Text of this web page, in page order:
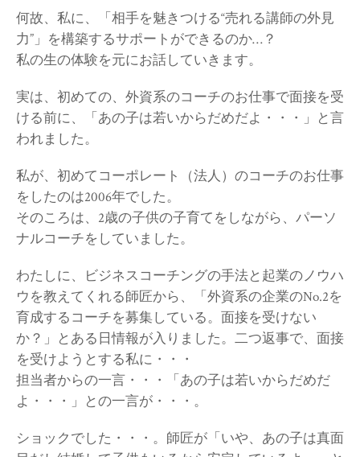
何故、私に、「相手を魅きつける“売れる講師の外見
力”」を構築するサポートができるのか…？
私の生の体験を元にお話していきます。
実は、初めての、外資系のコーチのお仕事で面接を受
ける前に、「あの子は若いからだめだよ・・・」と言
われました。
私が、初めてコーポレート（法人）のコーチのお仕事
をしたのは2006年でした。
そのころは、2歳の子供の子育てをしながら、パーソ
ナルコーチをしていました。
わたしに、ビジネスコーチングの手法と起業のノウハ
ウを教えてくれる師匠から、「外資系の企業のNo.2を
育成するコーチを募集している。面接を受けない
か？」とある日情報が入りました。二つ返事で、面接
を受けようとする私に・・・
担当者からの一言・・・「あの子は若いからだめだ
よ・・・」との一言が・・・。
ショックでした・・・。師匠が「いや、あの子は真面